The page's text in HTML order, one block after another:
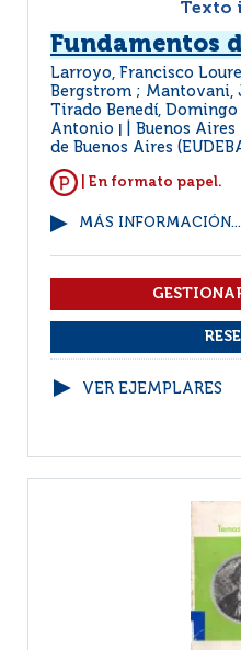
Texto
Fundamentos
Larroyo, Francisco
Bergstrom ; Mantovani,
Tirado Benedí, Domingo
Antonio
Buenos
de Buenos Aires
| En formato papel.
MÁS INFORMACIÓN...
VER EJEMPLARES